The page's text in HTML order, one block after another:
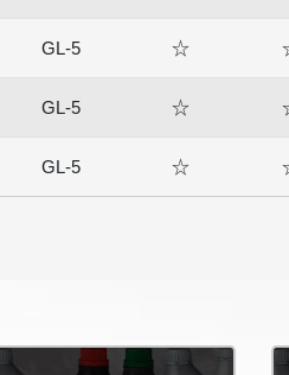
GL-5 ☆
GL-5 ☆
GL-5 ☆